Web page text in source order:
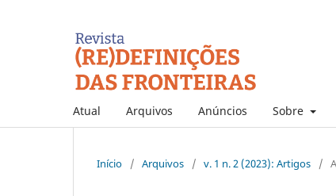
Atual Arquivos Anúncios Sobre
Início / Arquivos / v. 1 n. 2 (2023): Artigos /